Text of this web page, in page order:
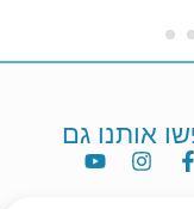
אותנו גם